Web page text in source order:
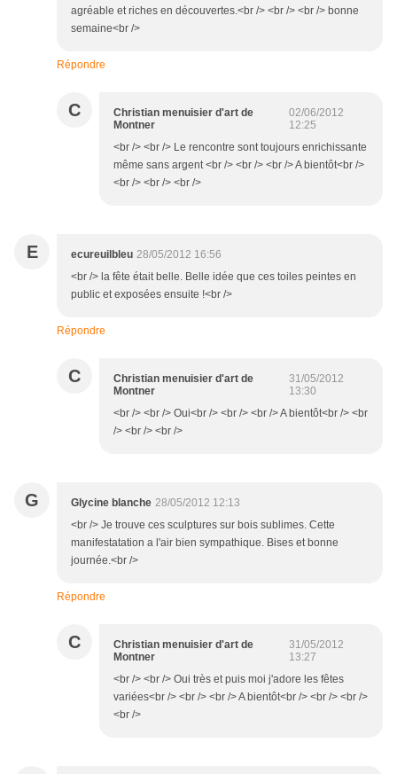
agréable et riches en découvertes.<br /> <br /> <br /> bonne
semaine<br />
Répondre
C
Christian menuisier d'art de
Montner
02/06/2012
12:25
<br /> <br /> Le rencontre sont toujours enrichissante
même sans argent <br /> <br /> <br /> A bientôt<br />
<br /> <br /> <br />
E ecureuilbleu 28/05/2012 16:56
<br /> la fête était belle. Belle idée que ces toiles peintes en
public et exposées ensuite !<br />
Répondre
C
Christian menuisier d'art de
Montner
31/05/2012
13:30
<br /> <br /> Oui<br /> <br /> <br /> A bientôt<br /> <br
/> <br /> <br />
G Glycine blanche 28/05/2012 12:13
<br /> Je trouve ces sculptures sur bois sublimes. Cette
manifestatation a l'air bien sympathique. Bises et bonne
journée.<br />
Répondre
C
Christian menuisier d'art de
Montner
31/05/2012
13:27
<br /> <br /> Oui très et puis moi j'adore les fêtes
variées<br /> <br /> <br /> A bientôt<br /> <br /> <br />
<br />